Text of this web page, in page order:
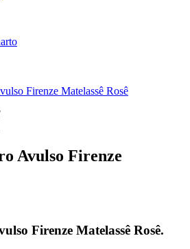
Firenze Matelassê Rosê
Avulso Firenze
Firenze Matelassê Rosê.